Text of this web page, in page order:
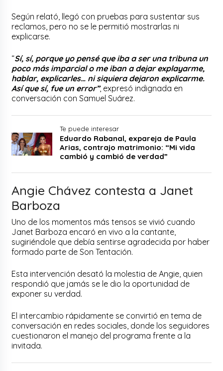
Según relató, llegó con pruebas para sustentar sus
reclamos, pero no se le permitió mostrarlas ni
explicarse.
“Sí, sí, porque yo pensé que iba a ser una tribuna un
poco más imparcial o me iban a dejar explayarme,
hablar, explicarles… ni siquiera dejaron explicarme.
Así que sí, fue un error”, expresó indignada en
conversación con Samuel Suárez.
Te puede interesar
Eduardo Rabanal, expareja de Paula
Arias, contrajo matrimonio: “Mi vida
cambió y cambió de verdad”
Angie Chávez contesta a Janet
Barboza
Uno de los momentos más tensos se vivió cuando
Janet Barboza encaró en vivo a la cantante,
sugiriéndole que debía sentirse agradecida por haber
formado parte de Son Tentación.
Esta intervención desató la molestia de Angie, quien
respondió que jamás se le dio la oportunidad de
exponer su verdad.
El intercambio rápidamente se convirtió en tema de
conversación en redes sociales, donde los seguidores
cuestionaron el manejo del programa frente a la
invitada.